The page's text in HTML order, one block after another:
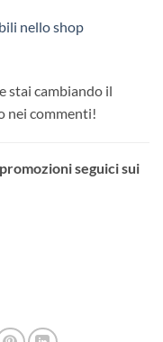
nello shop
stai cambiando il
nei commenti!
seguici sui